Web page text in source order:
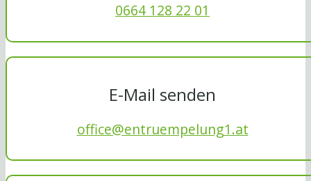
0664 128 22 01
E-Mail senden
office@entruempelung1.at